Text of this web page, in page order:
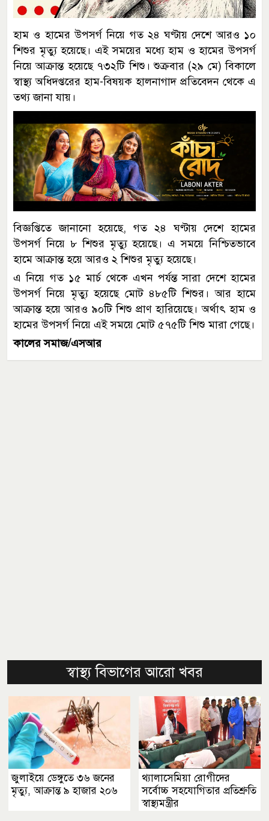
হাম ও হামের উপসর্গ নিয়ে গত ২৪ ঘণ্টায় দেশে আরও ১০
শিশুর মৃত্যু হয়েছে। এই সময়ের মধ্যে হাম ও হামের উপসর্গ
নিয়ে আক্রান্ত হয়েছে ৭৩২টি শিশু। শুক্রবার (২৯ মে) বিকালে
স্বাস্থ্য অধিদপ্তরের হাম-বিষয়ক হালনাগাদ প্রতিবেদন থেকে এ
তথ্য জানা যায়।
বিজ্ঞপ্তিতে জানানো হয়েছে, গত ২৪ ঘণ্টায় দেশে হামের
উপসর্গ নিয়ে ৮ শিশুর মৃত্যু হয়েছে। এ সময়ে নিশ্চিতভাবে
হামে আক্রান্ত হয়ে আরও ২ শিশুর মৃত্যু হয়েছে।
এ নিয়ে গত ১৫ মার্চ থেকে এখন পর্যন্ত সারা দেশে হামের
উপসর্গ নিয়ে মৃত্যু হয়েছে মোট ৪৮৫টি শিশুর। আর হামে
আক্রান্ত হয়ে আরও ৯০টি শিশু প্রাণ হারিয়েছে। অর্থাৎ হাম ও
হামের উপসর্গ নিয়ে এই সময়ে মোট ৫৭৫টি শিশু মারা গেছে।
কালের সমাজ/এসআর
স্বাস্থ্য বিভাগের আরো খবর
জুলাইয়ে ডেঙ্গুতে ৩৬ জনের
মৃত্যু, আক্রান্ত ৯ হাজার ২০৬
থ্যালাসেমিয়া রোগীদের
সর্বোচ্চ সহযোগিতার প্রতিশ্রুতি
স্বাস্থ্যমন্ত্রীর